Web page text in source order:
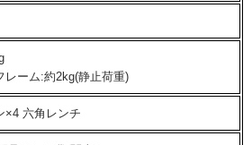
レーム:約2kg(静止荷重)
×4 六角レンチ